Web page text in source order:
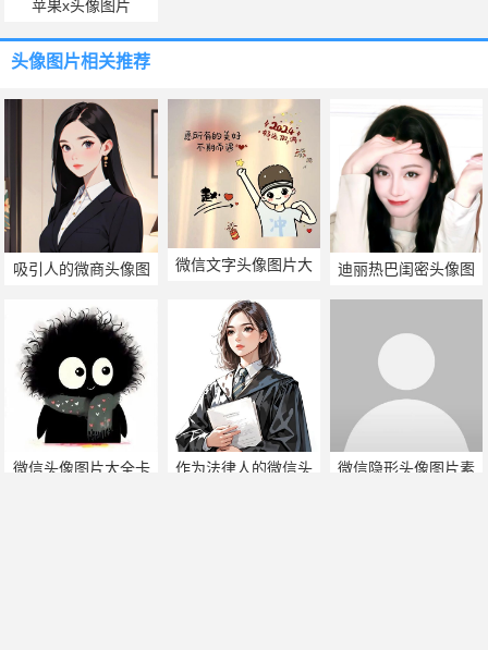
苹果x头像图片
头像图片相关推荐
吸引人的微商头像图
微信文字头像图片大
全集
迪丽热巴闺密头像图
片
微信头像图片大全卡
作为法律人的微信头
微信隐形头像图片素